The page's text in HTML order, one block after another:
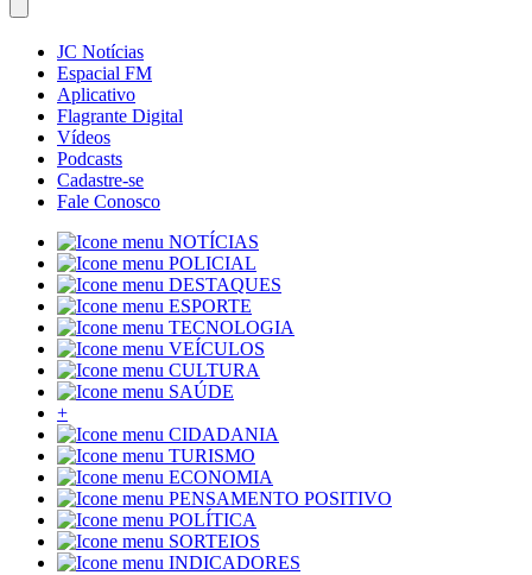
JC Notícias
Espacial FM
Aplicativo
Flagrante Digital
Vídeos
Podcasts
Cadastre-se
Fale Conosco
NOTÍCIAS
POLICIAL
DESTAQUES
ESPORTE
TECNOLOGIA
VEÍCULOS
CULTURA
SAÚDE
+
CIDADANIA
TURISMO
ECONOMIA
PENSAMENTO POSITIVO
POLÍTICA
SORTEIOS
INDICADORES